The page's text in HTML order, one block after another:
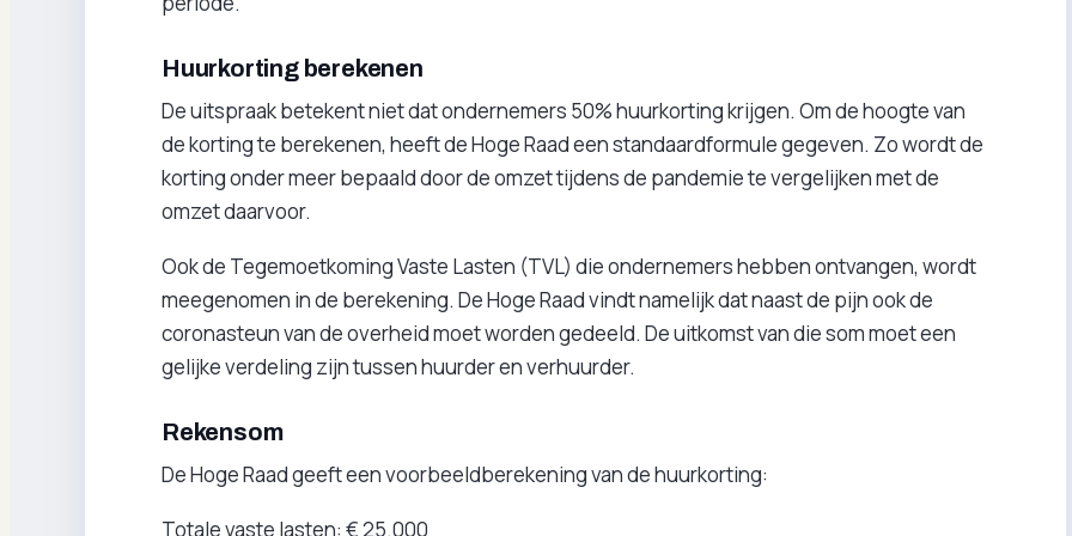
Huurkorting berekenen
De uitspraak betekent niet dat ondernemers 50% huurkorting krijgen. Om de hoogte van
de korting te berekenen, heeft de Hoge Raad een standaardformule gegeven. Zo wordt de
korting onder meer bepaald door de omzet tijdens de pandemie te vergelijken met de
omzet daarvoor.
Ook de Tegemoetkoming Vaste Lasten (TVL) die ondernemers hebben ontvangen, wordt
meegenomen in de berekening. De Hoge Raad vindt namelijk dat naast de pijn ook de
coronasteun van de overheid moet worden gedeeld. De uitkomst van die som moet een
gelijke verdeling zijn tussen huurder en verhuurder.
Rekensom
De Hoge Raad geeft een voorbeeldberekening van de huurkorting:
Totale vaste lasten: € 25.000